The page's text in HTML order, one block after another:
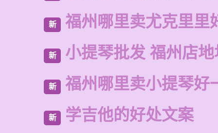
新 福州哪里卖尤克里里
新 小提琴批发 福州店
新 福州哪里卖小提琴好
新 学吉他的好处文案